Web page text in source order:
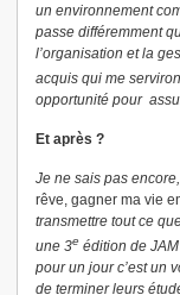
un environnement
passe différemment
l’organisation et la
acquis qui me
opportunité pour
Et après ?
Je ne sais pas
rêve, gagner ma vie
transmettre tout ce
une 3e édition de
pour un jour c’est un
de terminer leurs